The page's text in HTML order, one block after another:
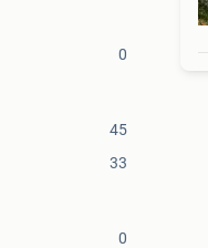
0
45
33
0